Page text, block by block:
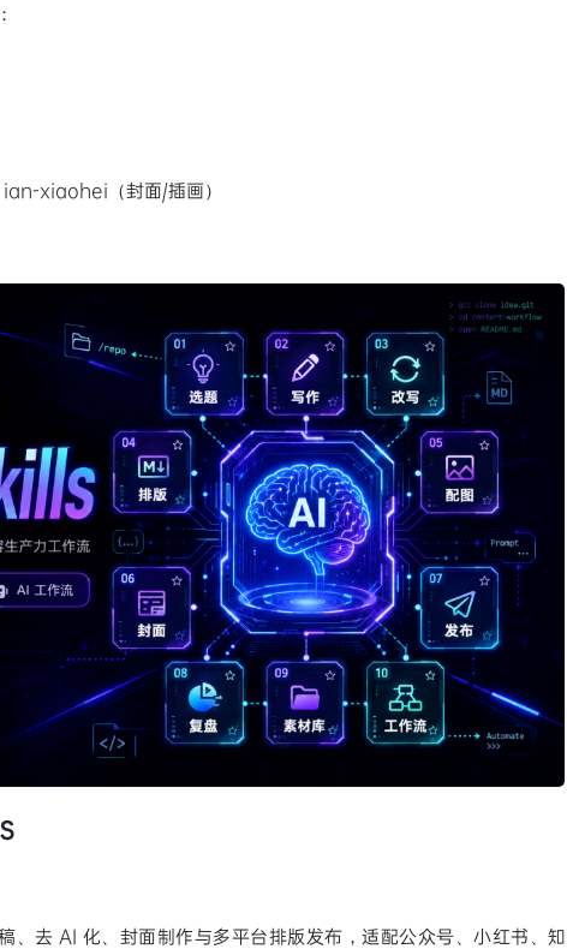
xiaohei（封面/插画）
、去 AI 化、封面制作与多平台排版发布，适配公众号、小红书、知